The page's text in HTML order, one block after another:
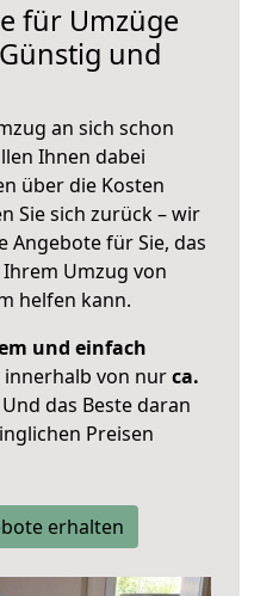
für Umzüge
Günstig und
an sich schon
Ihnen dabei
über die Kosten
Sie sich zurück – wir
Angebote für Sie, das
Umzug von
helfen kann.
und einfach
innerhalb von nurca.
das Beste daran
Preisen
erhalten